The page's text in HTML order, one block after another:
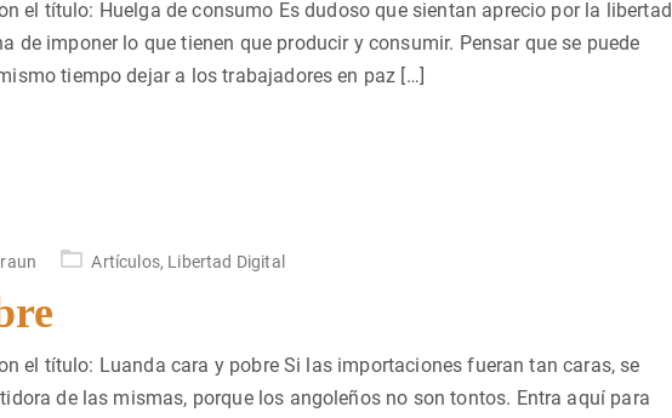
el título: Huelga de consumo Es dudoso que sientan aprecio por la libertad
de imponer lo que tienen que producir y consumir. Pensar que se puede
tiempo dejar a los trabajadores en paz […]
Artículos, Libertad Digital
el título: Luanda cara y pobre Si las importaciones fueran tan caras, se
de las mismas, porque los angoleños no son tontos. Entra aquí para